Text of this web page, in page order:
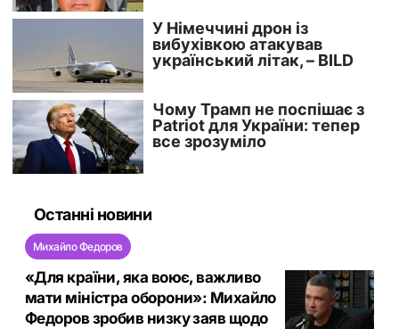
Останні новини
Михайло Федоров
«Для країни, яка воює, важливо
мати міністра оборони»: Михайло
Федоров зробив низку заяв щодо